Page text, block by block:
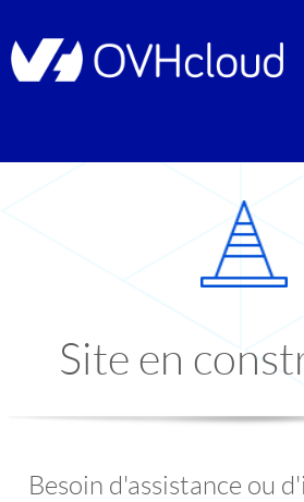
Site en
Besoin d'assistance ou